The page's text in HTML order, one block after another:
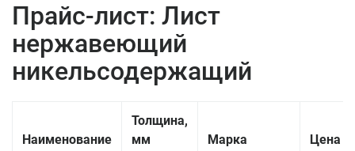
Прайс-лист: Лист
нержавеющий
никельсодержащий
Наименование
Толщина,
мм
Марка Цена